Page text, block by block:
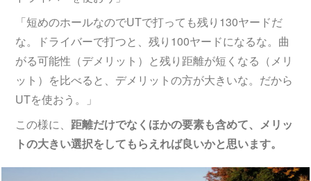
「短めのホールなのでUTで打っても残り130ヤードだ
な。ドライバーで打つと、残り100ヤードになるな。曲
がる可能性（デメリット）と残り距離が短くなる（メリ
ット）を比べると、デメリットの方が大きいな。だから
UTを使おう。」
この様に、 距離だけでなくほかの要素も含めて、メリッ
トの大きい選択をしてもらえれば良いかと思います。